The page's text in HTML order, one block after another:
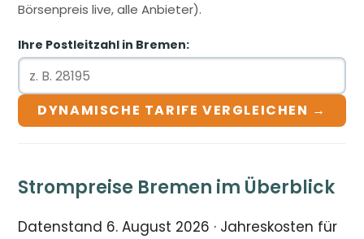
Börsenpreis live, alle Anbieter).
Ihre Postleitzahl in Bremen:
DYNAMISCHE TARIFE VERGLEICHEN →
Strompreise Bremen im Überblick
Datenstand 6. August 2026 · Jahreskosten für